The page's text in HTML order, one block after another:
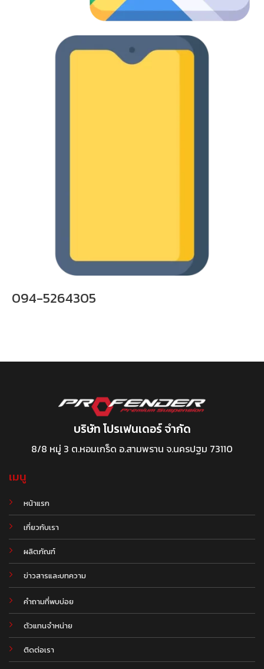
094-5264305
บริษัท โปรเฟนเดอร์ จำกัด
8/8 หมู่ 3 ต.หอมเกร็ด อ.สามพราน จ.นครปฐม 73110
เมนู
หน้าแรก
เกี่ยวกับเรา
ผลิตภัณฑ์
ข่าวสารและบทความ
.
คำถามที่พบบ่อย
ตัวแทนจำหน่าย
ติดต่อเรา